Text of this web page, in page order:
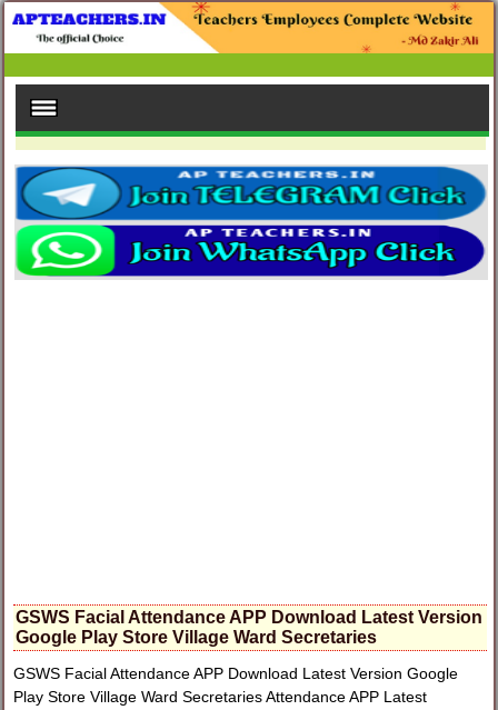
GSWS Facial Attendance APP Download Latest Version
Google Play Store Village Ward Secretaries
GSWS Facial Attendance APP Download Latest Version Google
Play Store Village Ward Secretaries Attendance APP Latest